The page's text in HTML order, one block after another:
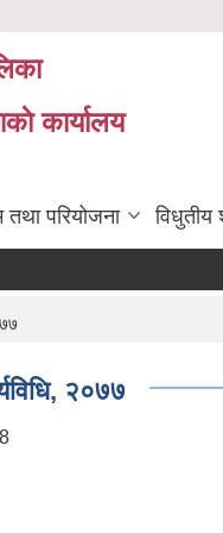
कार्यालय
तथा परियोजना
२०७७